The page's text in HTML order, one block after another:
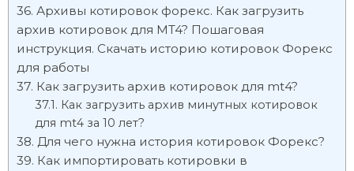
Архивы котировок форекс. Как загрузить
архив котировок для MT4? Пошаговая
инструкция. Скачать историю котировок Форекс
для работы
Как загрузить архив котировок для mt4?
Как загрузить архив минутных котировок
для mt4 за 10 лет?
Для чего нужна история котировок Форекс?
Как импортировать котировки в